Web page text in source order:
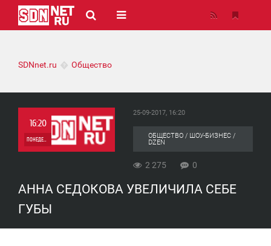
SDNnet.ru Общество
16:20
ПОНЕДЕЛЬНИК
2 275
25-09-2017, 16:20
ОБЩЕСТВО / ШОУ-БИЗНЕС /
DZEN
2 275 0
АННА СЕДОКОВА УВЕЛИЧИЛА СЕБЕ
ГУБЫ